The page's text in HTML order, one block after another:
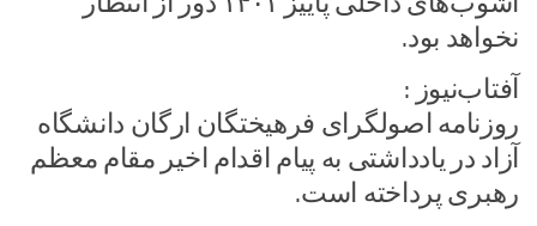
نخواهد بود.
آفتاب‌‌نیوز :
روزنامه اصولگرای فرهیختگان ارگان دانشگاه
آزاد در یادداشتی به پیام اقدام اخیر مقام معظم
رهبری پرداخته است.